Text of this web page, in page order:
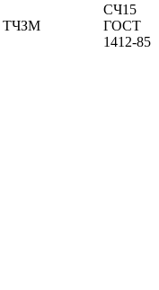
ТЧЗМ
СЧ15
ГОСТ
1412-85